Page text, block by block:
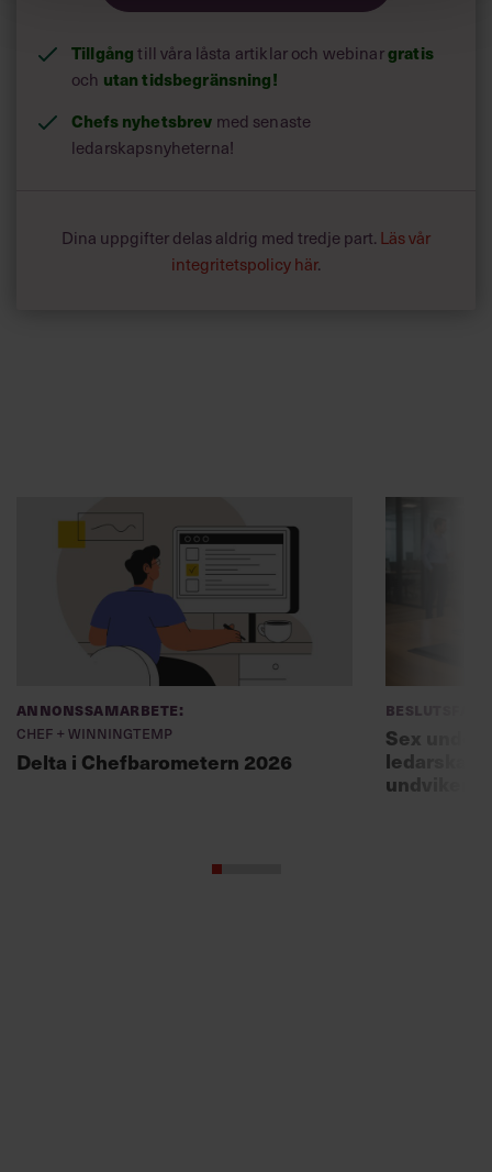
Tillgång till våra låsta artiklar och webinargratis
och utan tidsbegränsning!
Chefs nyhetsbrev med senaste
ledarskapsnyheterna!
Dina uppgifter delas aldrig med tredje part. Läs vår
integritetspolicy här.
Annonssamarbete:
Chef + Winningtemp
Delta i Chefbarometern 2026
undviker